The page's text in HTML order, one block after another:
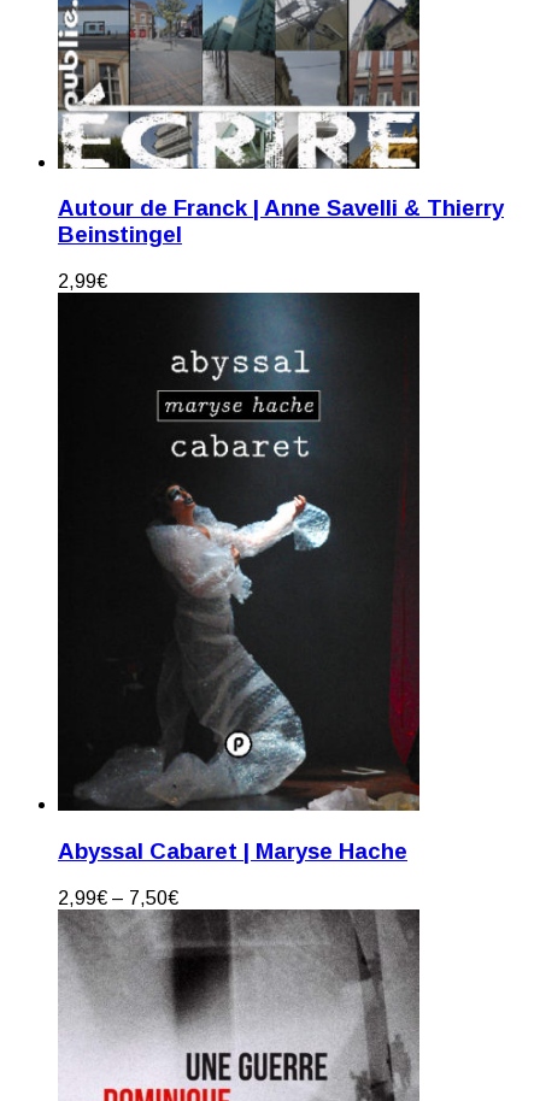
Autour de Franck | Anne Savelli & Thierry
Beinstingel
2,99€
Abyssal Cabaret | Maryse Hache
2,99€ – 7,50€